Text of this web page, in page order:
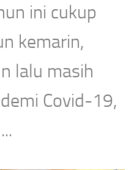
ini cukup
kemarin,
lalu masih
Covid-19,